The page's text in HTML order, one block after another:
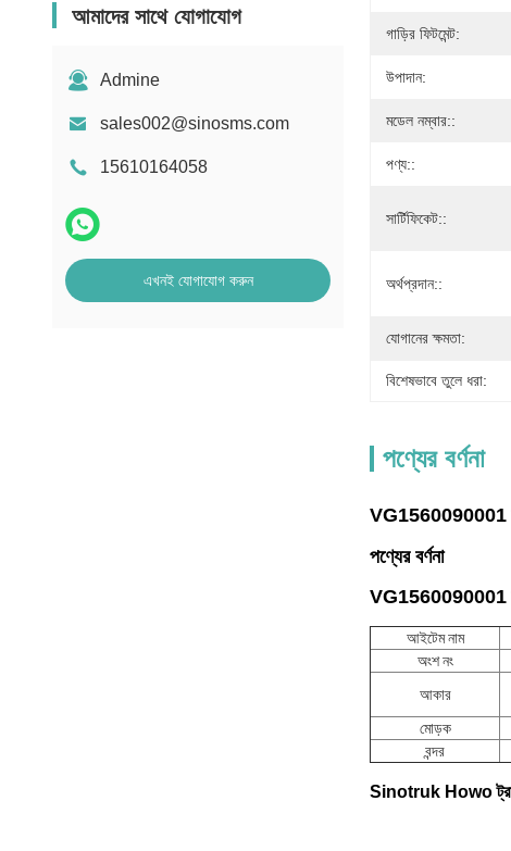
আমাদের সাথে যোগাযোগ
Admine
sales002@sinosms.com
15610164058
এখনই যোগাযোগ করুন
গাড়ির ফিটমেন্ট:
উপাদান:
মডেল নম্বার::
পণ্য::
সার্টিফিকেট::
অর্থপ্রদান::
যোগানের ক্ষমতা:
বিশেষভাবে তুলে ধরা:
পণ্যের বর্ণনা
VG1560090001
পণ্যের বর্ণনা
VG1560090001
আইটেম নাম
অংশ নং
আকার
মোড়ক
বন্দর
Sinotruk Howo ট্রাক